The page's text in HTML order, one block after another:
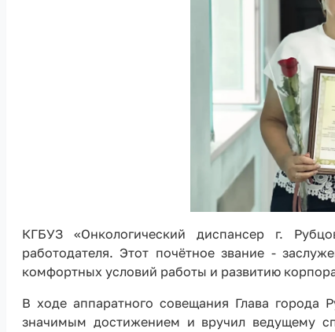
КГБУЗ «Онкологический диспансер г.
работодателя. Этот почётное звание -
комфортных условий работы и развитию
В ходе аппаратного совещания Глава города
значимым достижением и вручил ведущему